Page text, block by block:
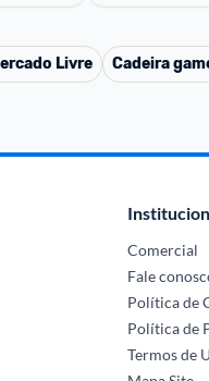
Livre Cadeira
Comercial
Fale
Política de
Política de
Termos de